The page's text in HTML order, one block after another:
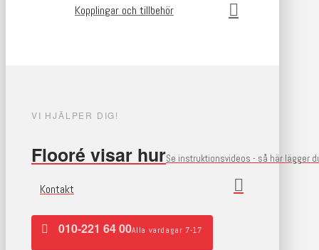
Kopplingar och tillbehör
VI HJÄLPER DIG!
Flooré visar hurSe instruktionsvideos - så här lägger
Kontakt
010-221 64 00Alla vardagar 7-17